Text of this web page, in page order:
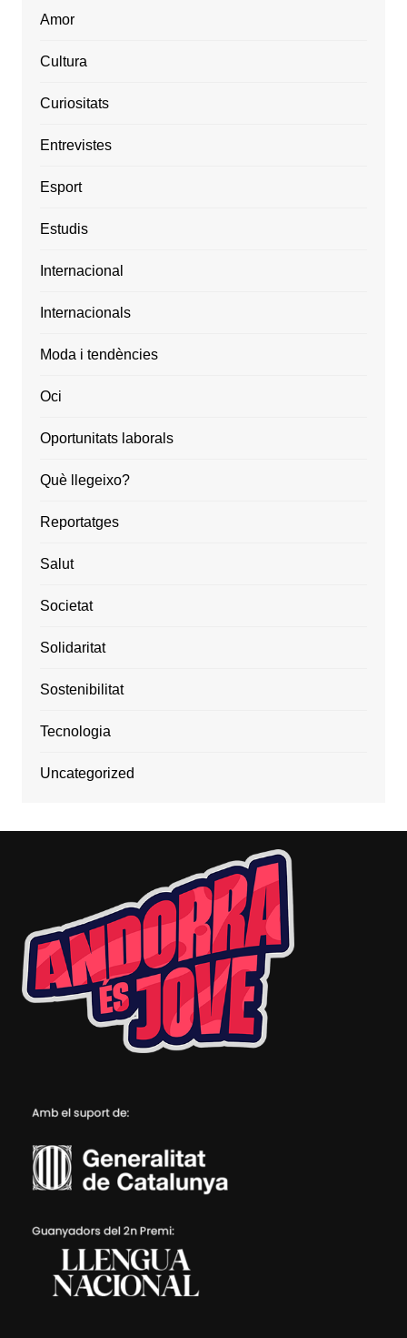
Amor
Cultura
Curiositats
Entrevistes
Esport
Estudis
Internacional
Internacionals
Moda i tendències
Oci
Oportunitats laborals
Què llegeixo?
Reportatges
Salut
Societat
Solidaritat
Sostenibilitat
Tecnologia
Uncategorized